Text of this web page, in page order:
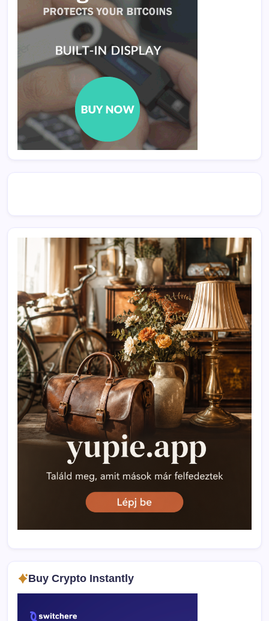
Buy Crypto Instantly